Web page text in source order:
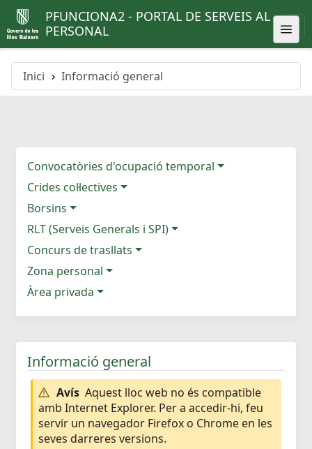
PFUNCIONA2 - PORTAL DE SERVEIS AL
PERSONAL
Inici Informació general
Convocatòries d'ocupació temporal
Crides col·lectives
Borsins
RLT (Serveis Generals i SPI)
Concurs de trasllats
Zona personal
Àrea privada
Informació general
Avís Aquest lloc web no és compatible
amb Internet Explorer. Per a accedir-hi, feu
servir un navegador Firefox o Chrome en les
seves darreres versions.